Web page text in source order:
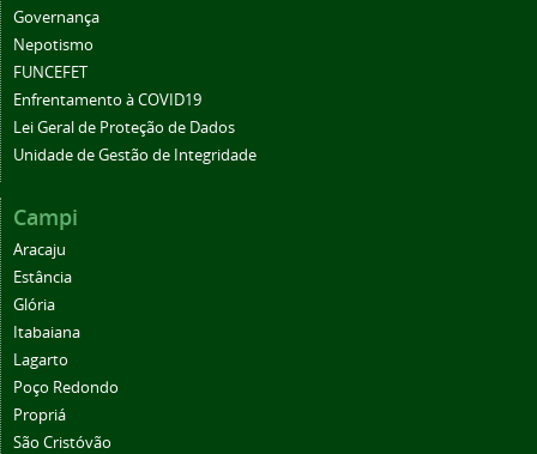
Governança
Nepotismo
FUNCEFET
Enfrentamento à COVID19
Lei Geral de Proteção de Dados
Unidade de Gestão de Integridade
Campi
Aracaju
Estância
Glória
Itabaiana
Lagarto
Poço Redondo
Propriá
São Cristóvão